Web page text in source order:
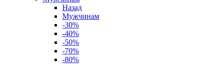
Назад
Мужчинам
-30%
-40%
-50%
-70%
-80%